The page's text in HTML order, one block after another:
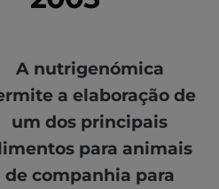
A nutrigenómica
a elaboração de
um dos principais
para animais
de companhia para